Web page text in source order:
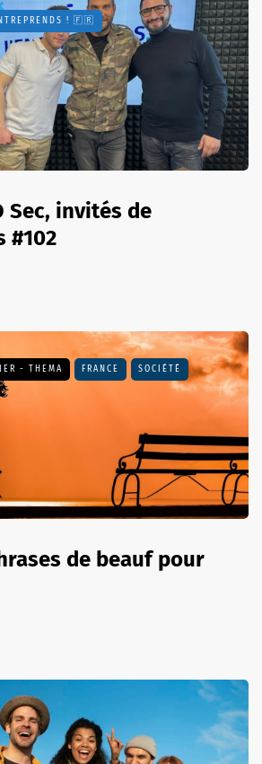
! 🇫🇷
Sec, invités de
#102
- THEMA FRANCE SOCIÉTÉ
de beauf pour